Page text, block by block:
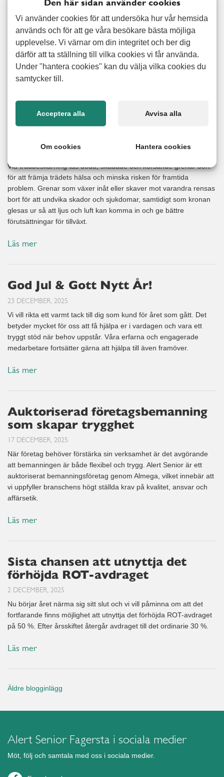
6 MARS, 2026
Efter en lång vinter börjar vi äntligen ana de första tecknen på vår.
Dagarna blir ljusare, solen tittar fram allt oftare och det känns som
att både hemmet och energin får nytt liv. Våren är en perfekt tid
för en nystart: Kanske rensa ut det som samlats under vintern,
Vid trädbeskärning tas döda, skadade och korsande grenar bort
för att främja trädets hälsa och minska risken för framtida
problem. Grenar som växer inåt eller skaver mot varandra rensas
bort för att undvika skador och sjukdomar, samtidigt som kronan
glesas ur så att ljus och luft kan komma in och ge bättre
förutsättningar för tillväxt.
Läs mer
God Jul & Gott Nytt År!
23 DECEMBER, 2025
Vi vill rikta ett varmt tack till dig som kund för året som gått. Det
betyder mycket för oss att få hjälpa er i vardagen och vara ett
tryggt stöd när behov uppstår. Våra erfarna och engagerade
medarbetare fortsätter gärna att hjälpa till även framöver.
Läs mer
Auktoriserad företagsbemanning
som skapar trygghet
17 DECEMBER, 2025
När företag behöver förstärka sin verksamhet är det avgörande
att bemanningen är både flexibel och trygg. Alert Senior är ett
auktoriserat bemanningsföretag genom Almega, vilket innebär att
vi uppfyller branschens högt ställda krav på kvalitet, ansvar och
affärsetik.
Läs mer
Sista chansen att utnyttja det
förhöjda ROT-avdraget
2 DECEMBER, 2025
Nu börjar året närma sig sitt slut och vi vill påminna om att det
fortfarande finns möjlighet att utnyttja det förhöjda ROT-avdraget
på 50 %. Efter årsskiftet återgår avdraget till det ordinarie 30 %.
Läs mer
Äldre blogginlägg
Alert Senior Fagersta i sociala medier
Möt, följ och samtala med oss i sociala medier.
Den här sidan använder cookies
Vi använder cookies för att undersöka hur vår hemsida
används och för att ge våra besökare bästa möjliga
upplevelse. Vi värnar om din integritet och ber dig
därför att ta ställning till vilka cookies vi får använda.
Under "hantera cookies" kan du välja vilka cookies du
samtycker till.
Acceptera alla Avvisa alla
Om cookies Hantera cookies